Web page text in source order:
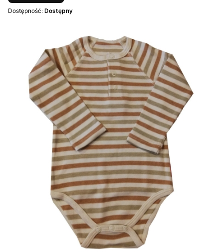
Dostępność: Dostępny